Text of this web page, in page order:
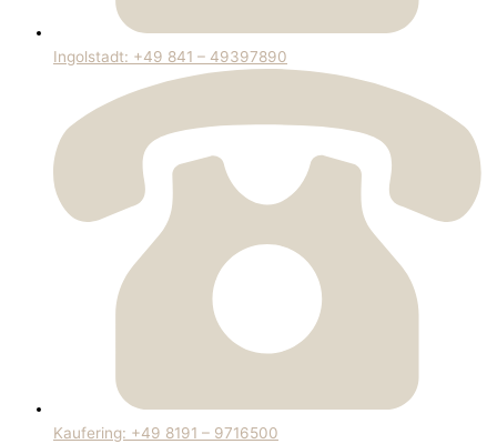
Ingolstadt: +49 841 – 49397890
Kaufering: +49 8191 – 9716500